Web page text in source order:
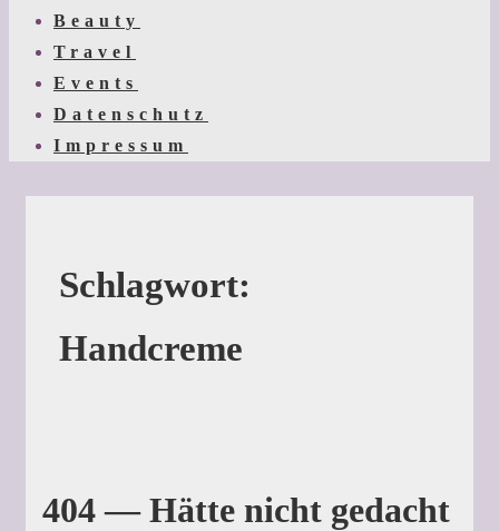
Beauty
Travel
Events
Datenschutz
Impressum
Schlagwort:
Handcreme
404 — Hätte nicht gedacht